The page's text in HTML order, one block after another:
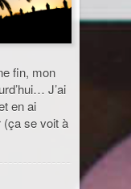
fin, mon
J’ai
en ai
(ça se voit à